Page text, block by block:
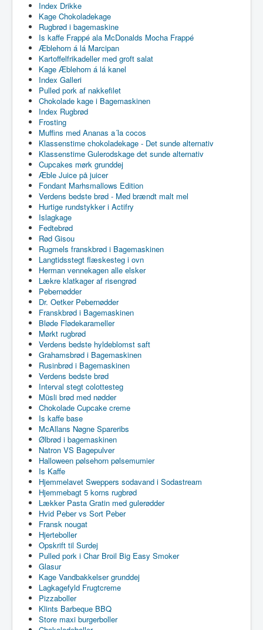
Index Drikke
Kage Chokoladekage
Rugbrød i bagemaskine
Is kaffe Frappé ala McDonalds Mocha Frappé
Æblehorn á lá Marcipan
Kartoffelfrikadeller med groft salat
Kage Æblehorn á lá kanel
Index Galleri
Pulled pork af nakkefilet
Chokolade kage i Bagemaskinen
Index Rugbrød
Frosting
Muffins med Ananas a´la cocos
Klassenstime chokoladekage - Det sunde alternativ
Klassenstime Gulerodskage det sunde alternativ
Cupcakes mørk grunddej
Æble Juice på juicer
Fondant Marhsmallows Edition
Verdens bedste brød - Med brændt malt mel
Hurtige rundstykker i Actifry
Islagkage
Fedtebrød
Rød Gisou
Rugmels franskbrød i Bagemaskinen
Langtidsstegt flæskesteg i ovn
Herman vennekagen alle elsker
Lækre klatkager af risengrød
Pebernødder
Dr. Oetker Pebernødder
Franskbrød i Bagemaskinen
Bløde Flødekarameller
Mørkt rugbrød
Verdens bedste hyldeblomst saft
Grahamsbrød i Bagemaskinen
Rusinbrød i Bagemaskinen
Verdens bedste brød
Interval stegt colottesteg
Müsli brød med nødder
Chokolade Cupcake creme
Is kaffe base
McAllans Nøgne Spareribs
Ølbrød i bagemaskinen
Natron VS Bagepulver
Halloween pølsehorn pølsemumier
Is Kaffe
Hjemmelavet Sweppers sodavand i Sodastream
Hjemmebagt 5 korns rugbrød
Lækker Pasta Gratin med gulerødder
Hvid Peber vs Sort Peber
Fransk nougat
Hjerteboller
Opskrift til Surdej
Pulled pork i Char Broil Big Easy Smoker
Glasur
Kage Vandbakkelser grunddej
Lagkagefyld Frugtcreme
Pizzaboller
Klints Barbeque BBQ
Store maxi burgerboller